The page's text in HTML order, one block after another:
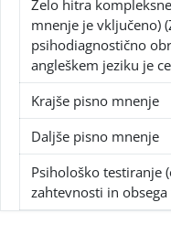
Zelo hitra
mnenje je vključeno)
psihodiagnostično
angleškem jeziku je
Krajše pisno mnenje
Daljše pisno mnenje
Psihološko testiranje
zahtevnosti in